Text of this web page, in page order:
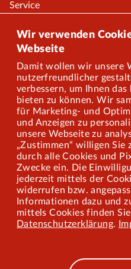
Wir verwenden
Webseite
Damit wollen wir unsere
nutzerfreundlicher
verbessern, um Ihnen
bieten zu können. Wir
für Marketing- und
und Anzeigen zu
unsere Webseite zu
„Zustimmen“ willigen
durch alle Cookies und
Zwecke ein. Die
jederzeit mittels der
widerrufen bzw.
Informationen dazu und
mittels Cookies finden
Datenschutzerklärung.
Service
Onlineshop
Über uns
Karriere
Presse
Mitarbeiterportal
Barrierefreiheit
Mobilität lernen